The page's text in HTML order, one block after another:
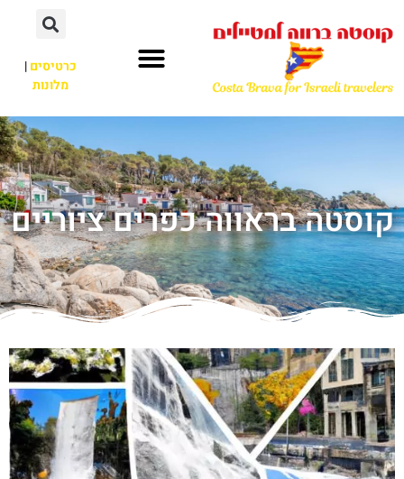
כרטיסים|
מלונות
קוסטה בראווה כפרים ציוריים